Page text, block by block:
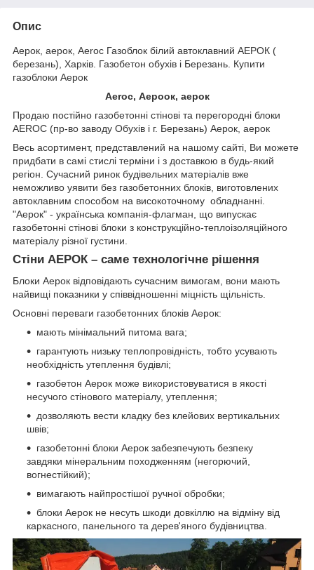
Опис
Аерок, аерок, Aeroc Газоблок білий автоклавний АЕРОК (
березань), Харків. Газобетон обухів і Березань. Купити
газоблоки Аерок
Aeroc, Аероок, аерок
Продаю постійно газобетонні стінові та перегородні блоки
AEROC (пр-во заводу Обухів і г. Березань) Аерок, аерок
Весь асортимент, представлений на нашому сайті, Ви можете
придбати в самі стислі терміни і з доставкою в будь-який
регіон. Сучасний ринок будівельних матеріалів вже
неможливо уявити без газобетонних блоків, виготовлених
автоклавним способом на високоточному обладнанні.
"Аерок" - українська компанія-флагман, що випускає
газобетонні стінові блоки з конструкційно-теплоізоляційного
матеріалу різної густини.
Стіни АЕРОК – саме технологічне рішення
Блоки Аерок відповідають сучасним вимогам, вони мають
найвищі показники у співвідношенні міцність щільність.
Основні переваги газобетонних блоків Аерок:
мають мінімальний питома вага;
гарантують низьку теплопровідність, тобто усувають
необхідність утеплення будівлі;
газобетон Аерок може використовуватися в якості
несучого стінового матеріалу, утеплення;
дозволяють вести кладку без клейових вертикальних
швів;
газобетонні блоки Аерок забезпечують безпеку
завдяки мінеральним походженням (негорючий,
вогнестійкий);
вимагають найпростішої ручної обробки;
блоки Аерок не несуть шкоди довкіллю на відміну від
каркасного, панельного та дерев'яного будівництва.